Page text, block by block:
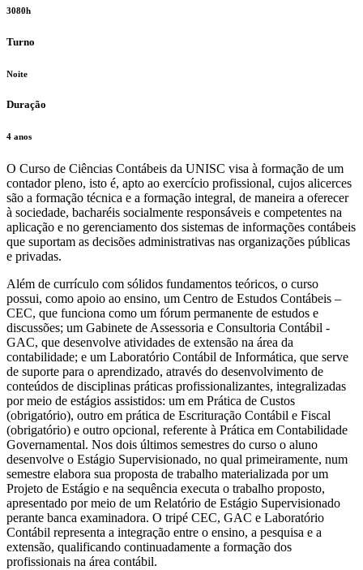
3080h
Turno
Noite
Duração
4 anos
O Curso de Ciências Contábeis da UNISC visa à formação de um
contador pleno, isto é, apto ao exercício profissional, cujos alicerces
são a formação técnica e a formação integral, de maneira a oferecer
à sociedade, bacharéis socialmente responsáveis e competentes na
aplicação e no gerenciamento dos sistemas de informações contábeis
que suportam as decisões administrativas nas organizações públicas
e privadas.
Além de currículo com sólidos fundamentos teóricos, o curso
possui, como apoio ao ensino, um Centro de Estudos Contábeis –
CEC, que funciona como um fórum permanente de estudos e
discussões; um Gabinete de Assessoria e Consultoria Contábil -
GAC, que desenvolve atividades de extensão na área da
contabilidade; e um Laboratório Contábil de Informática, que serve
de suporte para o aprendizado, através do desenvolvimento de
conteúdos de disciplinas práticas profissionalizantes, integralizadas
por meio de estágios assistidos: um em Prática de Custos
(obrigatório), outro em prática de Escrituração Contábil e Fiscal
(obrigatório) e outro opcional, referente à Prática em Contabilidade
Governamental. Nos dois últimos semestres do curso o aluno
desenvolve o Estágio Supervisionado, no qual primeiramente, num
semestre elabora sua proposta de trabalho materializada por um
Projeto de Estágio e na sequência executa o trabalho proposto,
apresentado por meio de um Relatório de Estágio Supervisionado
perante banca examinadora. O tripé CEC, GAC e Laboratório
Contábil representa a integração entre o ensino, a pesquisa e a
extensão, qualificando continuadamente a formação dos
profissionais na área contábil.